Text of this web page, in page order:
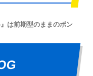
は前期型のままのボン